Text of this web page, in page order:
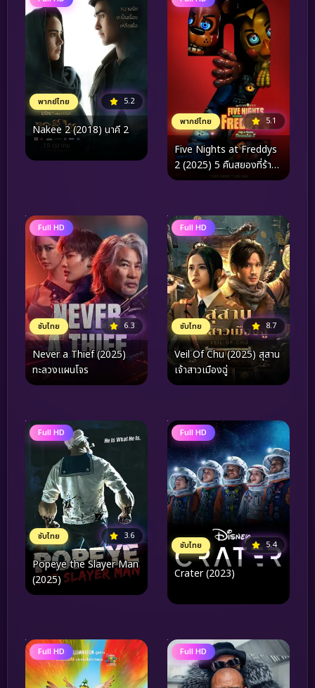
พากย์ไทย 5.2
Nakee 2 (2018) นาคี 2
พากย์ไทย 5.1
Five Nights at Freddys
2 (2025) 5 คืนสยองที่ร้าน
เฟรดดี้ 2
Full HD
ซับไทย 6.3
Never a Thief (2025)
ทะลวงแผนโจร
Full HD
ซับไทย 8.7
Veil Of Chu (2025) สุสาน
เจ้าสาวเมืองฉู่
Full HD
ซับไทย 3.6
Popeye the Slayer Man
(2025)
Full HD
ซับไทย 5.4
Crater (2023)
Full HD Full HD